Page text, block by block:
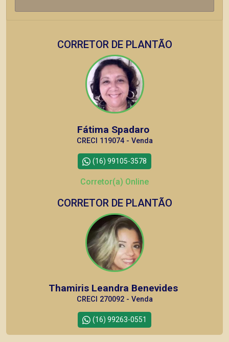
CORRETOR DE PLANTÃO
Fátima Spadaro
CRECI 119074 - Venda
(16) 99105-3578
Corretor(a) Online
CORRETOR DE PLANTÃO
Thamiris Leandra Benevides
CRECI 270092 - Venda
(16) 99263-0551